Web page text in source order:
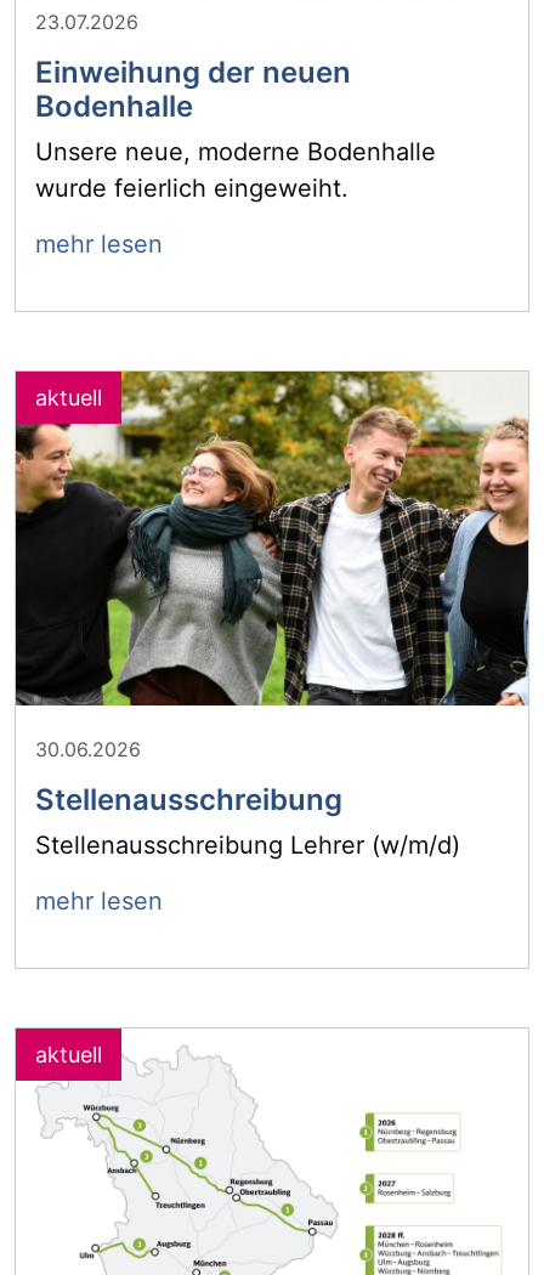
23.07.2026
Einweihung der neuen
Bodenhalle
Unsere neue, moderne Bodenhalle
wurde feierlich eingeweiht.
mehr lesen
30.06.2026
Stellenausschreibung
Stellenausschreibung Lehrer (w/m/d)
mehr lesen